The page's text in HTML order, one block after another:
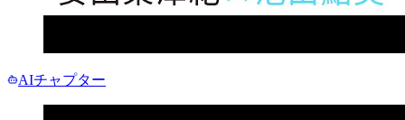
AIチャプター